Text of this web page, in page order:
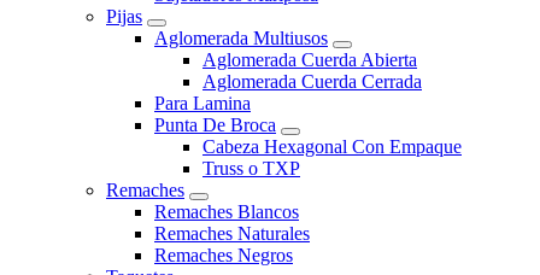
Pijas
Aglomerada Multiusos
Aglomerada Cuerda Abierta
Aglomerada Cuerda Cerrada
Para Lamina
Punta De Broca
Cabeza Hexagonal Con Empaque
Truss o TXP
Remaches
Remaches Blancos
Remaches Naturales
Remaches Negros